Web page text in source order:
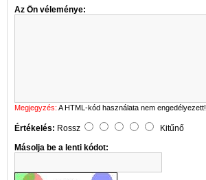
Az Ön véleménye:
Megjegyzés: A HTML-kód használata nem engedélyezett!
Értékelés: Rossz
Kitűnő
Másolja be a lenti kódot: